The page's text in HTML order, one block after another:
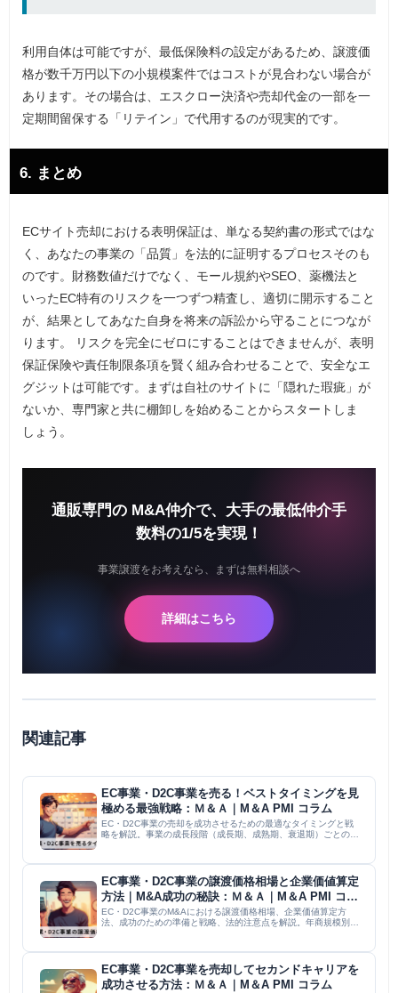
利用自体は可能ですが、最低保険料の設定があるため、譲渡価
格が数千万円以下の小規模案件ではコストが見合わない場合が
あります。その場合は、エスクロー決済や売却代金の一部を一
定期間留保する「リテイン」で代用するのが現実的です。
6. まとめ
ECサイト売却における表明保証は、単なる契約書の形式ではな
く、あなたの事業の「品質」を法的に証明するプロセスそのも
のです。財務数値だけでなく、モール規約やSEO、薬機法と
いったEC特有のリスクを一つずつ精査し、適切に開示すること
が、結果としてあなた自身を将来の訴訟から守ることにつなが
ります。 リスクを完全にゼロにすることはできませんが、表明
保証保険や責任制限条項を賢く組み合わせることで、安全なエ
グジットは可能です。まずは自社のサイトに「隠れた瑕疵」が
ないか、専門家と共に棚卸しを始めることからスタートしま
しょう。
通販専門の M&A仲介で、大手の最低仲介手
数料の1/5を実現！
事業譲渡をお考えなら、まずは無料相談へ
詳細はこちら
関連記事
EC事業・D2C事業を売る！ベストタイミングを見
極める最強戦略：Ｍ＆Ａ｜M＆A PMI コラム
EC・D2C事業の売却を成功させるための最適なタイミングと戦
略を解説。事業の成長段階（成長期、成熟期、衰退期）ごとのメ
強調し...
EC事業・D2C事業の譲渡価格相場と企業価値算定
方法｜M&A成功の秘訣：Ｍ＆Ａ｜M＆A PMI コラ
ム
EC・D2C事業のM&Aにおける譲渡価格相場、企業価値算定方
法、成功のための準備と戦略、法的注意点を解説。年商規模別の
大化と...
EC事業・D2C事業を売却してセカンドキャリアを
成功させる方法：Ｍ＆Ａ｜M＆A PMI コラム